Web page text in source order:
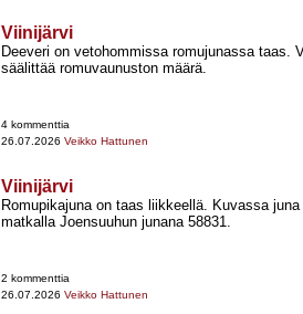
Viinijärvi
Deeveri on vetohommissa romujunassa taas.
säälittää romuvaunuston määrä.
4 kommenttia
26.07.2026 Veikko Hattunen
Viinijärvi
Romupikajuna on taas liikkeellä. Kuvassa
matkalla Joensuuhun junana 58831.
2 kommenttia
26.07.2026 Veikko Hattunen